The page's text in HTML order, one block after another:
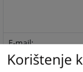
E-mail:
JIB:
Korištenje